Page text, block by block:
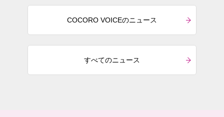
COCORO VOICEのニュース
すべてのニュース